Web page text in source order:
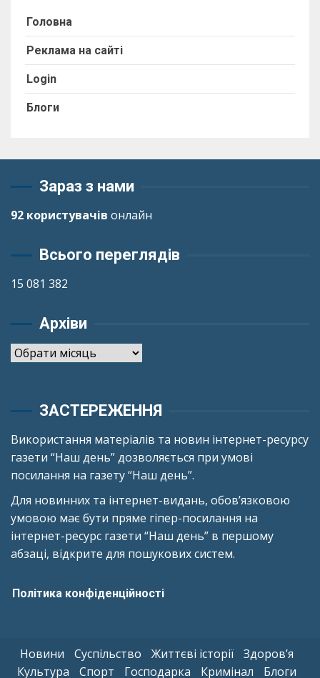
Головна
Реклама на сайті
Login
Блоги
Зараз з нами
92 користувачів онлайн
Всього переглядів
15 081 382
Архіви
Архіви
ЗАСТЕРЕЖЕННЯ
Використання матеріалів та новин інтернет-ресурсу
газети “Наш день” дозволяється при умові
посилання на газету “Наш день”.
Для новинних та інтернет-видань, обов’язковою
умовою має бути пряме гіпер-посилання на
інтернет-ресурс газети “Наш день” в першому
абзаці, відкрите для пошукових систем.
Політика конфіденційності
Новини Суспільство Життєві історії
Здоров’я
Культура
Спорт Господарка Кримінал Блоги